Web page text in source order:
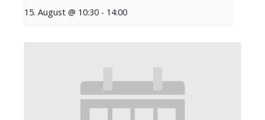
15. August @ 10:30 - 14:00